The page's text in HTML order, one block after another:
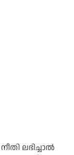
ലഭിച്ചാല്‍